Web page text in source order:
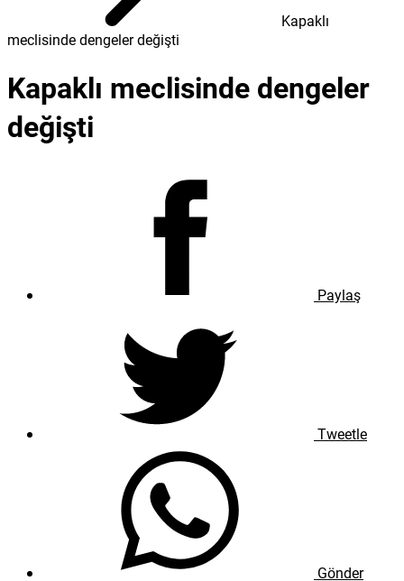
Kapaklı
meclisinde dengeler değişti
Kapaklı meclisinde dengeler
değişti
Paylaş
Tweetle
Gönder